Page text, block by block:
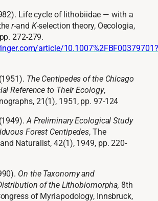
Life cycle of lithobiidae — with a
r-and K-selection theory, Oecologia,
272-279.
article/10.1007%2FBF00379701?
The Centipedes of the Chicago
Reference to Their Ecology,
21(1), 1951, pp. 97-124
A Preliminary Ecological Study
Forest Centipedes, The
Naturalist, 42(1), 1949, pp. 220-
On the Taxonomy and
of the Lithobiomorpha, 8th
of Myriapodology, Innsbruck,